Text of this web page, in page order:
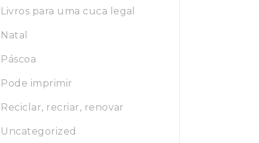
Livros para uma cuca legal
Natal
Páscoa
Pode imprimir
Reciclar, recriar, renovar
Uncategorized